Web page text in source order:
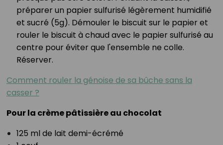
préparer un papier sulfurisé légèrement humidifié
et sucré (5g). Démouler le biscuit sur le papier et
rouler le biscuit à chaud avec le papier sulfurisé au
centre pour éviter que l'ensemble ne colle.
Réserver.⁣
Comment rouler la génoise de sa bûche sans la
casser ?
Pour la crème pâtissière au chocolat⁣
125 ml de lait demi-écrémé⁣